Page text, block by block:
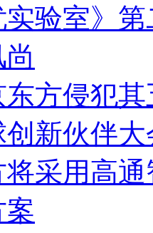
实验室》
方侵犯
新伙伴
将采用高